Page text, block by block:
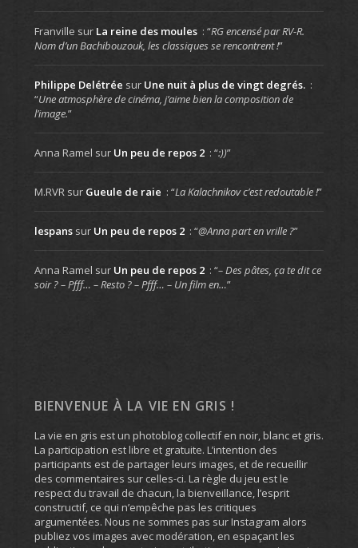
Franville sur La reine des moules : “RG encensé par RV-R.
Nom d’un Bachibouzouk, les classiques se rencontrent !”
Philippe Delétrée sur Une nuit à plus de vingt degrés. :
“Une atmosphère de cinéma, j’aime bien la composition de
l’image.”
Anna Ramel sur Un peu de repos 2 : “:))”
M.RVRsur Gueule de raie : “La Kalachnikov c’est redoutable !”
lespanssur Un peu de repos 2 : “@Anna part en vrille ?”
Anna Ramel sur Un peu de repos 2 : “– Des pâtes, ça te dit ce
soir ? – Pfff… – Resto ? – Pfff… – Un film en…”
BIENVENUE À LA VIE EN GRIS !
La vie en gris est un photoblog collectif en noir, blanc et gris.
La participation est libre et gratuite. L’intention des
participants est de partager leurs images, et de recueillir
des commentaires sur celles-ci. La règle du jeu est le
respect du travail de chacun, la bienveillance, l’esprit
constructif, ce qui n’empêche pas les critiques
argumentées. Nous ne sommes pas sur Instagram alors
publiez vos images avec modération, en espaçant les